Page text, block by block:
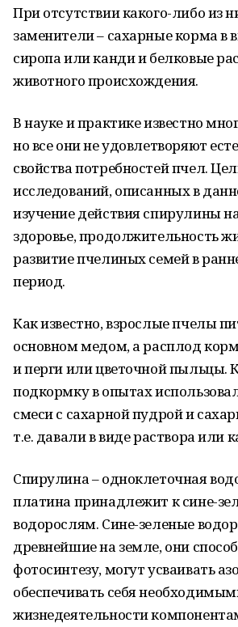
При отсутствии какого-либо из
заменители – сахарные корма в
сиропа или канди и белковые
животного происхождения.
В науке и практике известно
но все они не удовлетворяют
свойства потребностей пчел.
исследований, описанных в
изучение действия спирулины
здоровье, продолжительность
развитие пчелиных семей в
период.
Как известно, взрослые пчелы
основном медом, а расплод
и перги или цветочной пыльцы.
подкормку в опытах
смеси с сахарной пудрой и
т.е. давали в виде раствора или
Спирулина – одноклеточная
платина принадлежит к сине-
водорослям. Сине-зеленые
древнейшие на земле, они
фотосинтезу, могут усваивать
обеспечивать себя
жизнедеятельности